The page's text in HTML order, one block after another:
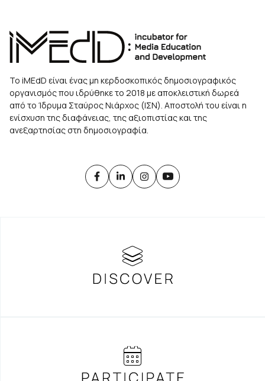
Το iMEdD είναι ένας μη κερδοσκοπικός δημοσιογραφικός
οργανισμός που ιδρύθηκε το 2018 με αποκλειστική δωρεά
από το Ίδρυμα Σταύρος Νιάρχος (ΙΣΝ). Αποστολή του είναι η
ενίσχυση της διαφάνειας, της αξιοπιστίας και της
ανεξαρτησίας στη δημοσιογραφία.